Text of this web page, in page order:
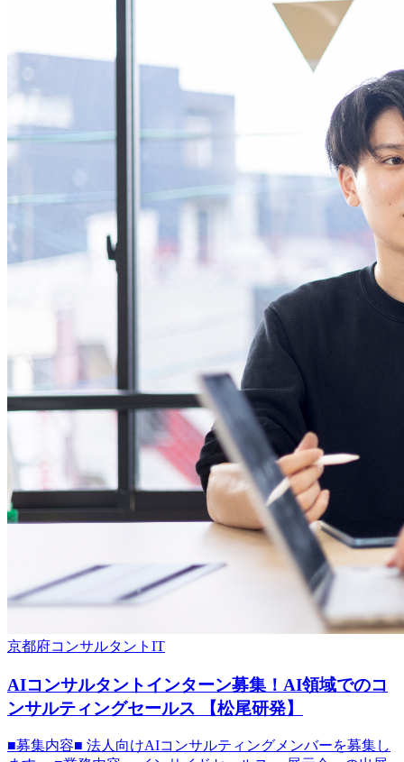
京都府コンサルタント IT
AIコンサルタントインターン募集！AI領域でのコ
ンサルティングセールス 【松尾研発】
■募集内容■ 法人向けAIコンサルティングメンバーを募集し